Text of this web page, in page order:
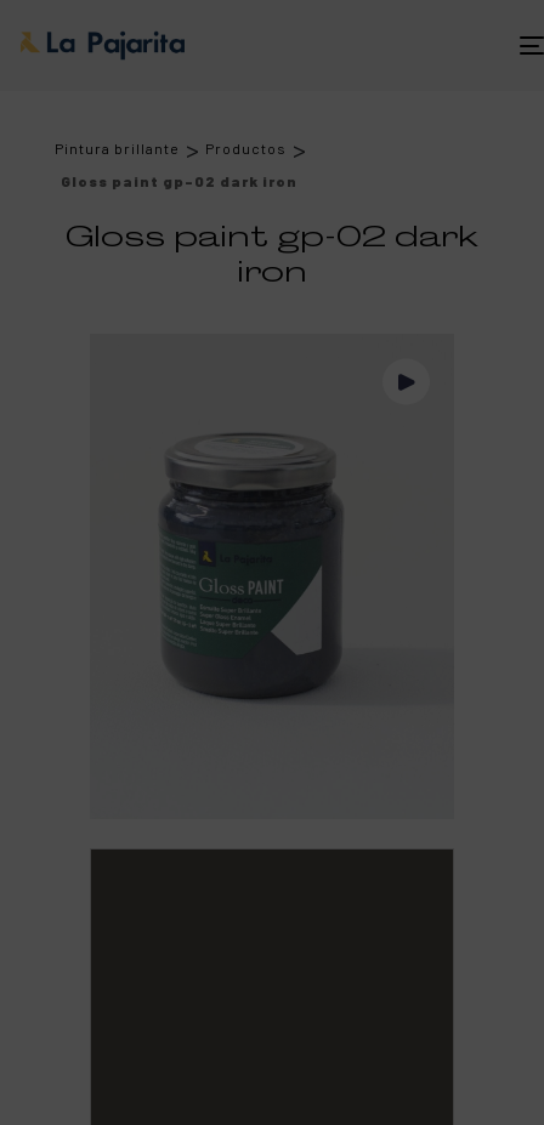
Pintura brillante > Productos >
Gloss paint gp-02 dark iron
Gloss paint gp-02 dark
iron